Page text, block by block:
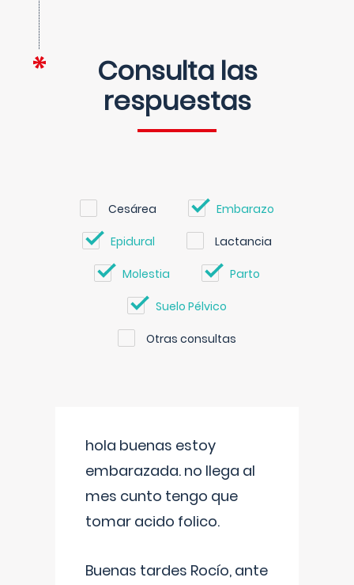
Consulta las
respuestas
Cesárea Embarazo
Epidural Lactancia
Molestia Parto
Suelo Pélvico
Otras consultas
hola buenas estoy
embarazada. no llega al
mes cunto tengo que
tomar acido folico.
Buenas tardes Rocío, ante